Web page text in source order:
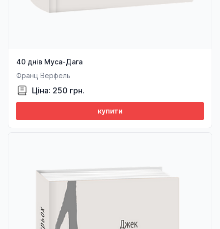
40 днів Муса-Дага
Франц Верфель
Ціна: 250 грн.
купити